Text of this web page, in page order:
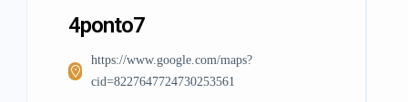
4ponto7
https://www.google.com/maps?
cid=8227647724730253561